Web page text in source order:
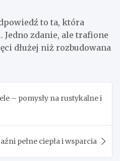
to ta, która
zdanie, ale trafione
dłużej niż rozbudowana
– pomysły na rustykalne i
pełne ciepła i wsparcia